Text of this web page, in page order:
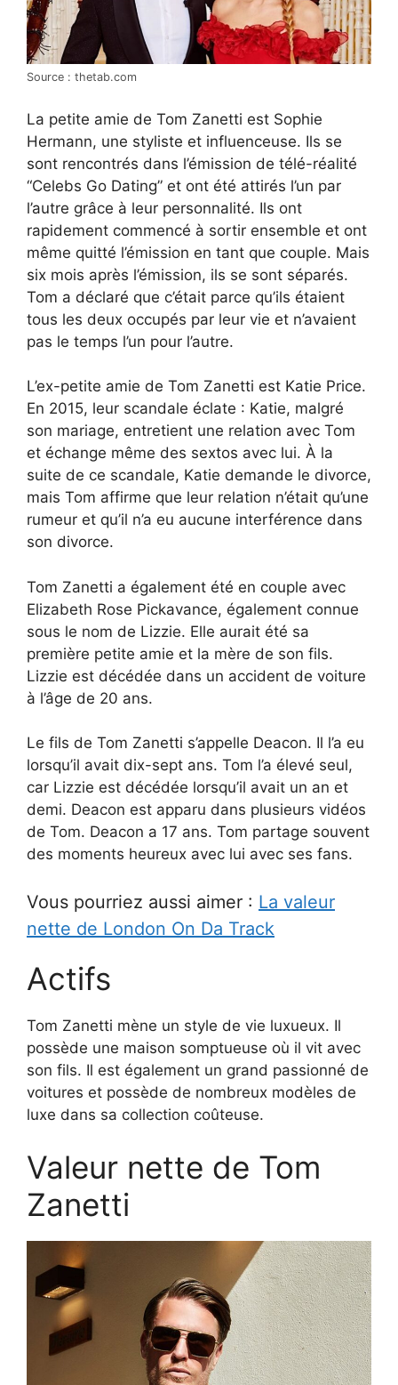
Source : thetab.com
La petite amie de Tom Zanetti est Sophie
Hermann, une styliste et influenceuse. Ils se
sont rencontrés dans l’émission de télé-réalité
“Celebs Go Dating” et ont été attirés l’un par
l’autre grâce à leur personnalité. Ils ont
rapidement commencé à sortir ensemble et ont
même quitté l’émission en tant que couple. Mais
six mois après l’émission, ils se sont séparés.
Tom a déclaré que c’était parce qu’ils étaient
tous les deux occupés par leur vie et n’avaient
pas le temps l’un pour l’autre.
L’ex-petite amie de Tom Zanetti est Katie Price.
En 2015, leur scandale éclate : Katie, malgré
son mariage, entretient une relation avec Tom
et échange même des sextos avec lui. À la
suite de ce scandale, Katie demande le divorce,
mais Tom affirme que leur relation n’était qu’une
rumeur et qu’il n’a eu aucune interférence dans
son divorce.
Tom Zanetti a également été en couple avec
Elizabeth Rose Pickavance, également connue
sous le nom de Lizzie. Elle aurait été sa
première petite amie et la mère de son fils.
Lizzie est décédée dans un accident de voiture
à l’âge de 20 ans.
Le fils de Tom Zanetti s’appelle Deacon. Il l’a eu
lorsqu’il avait dix-sept ans. Tom l’a élevé seul,
car Lizzie est décédée lorsqu’il avait un an et
demi. Deacon est apparu dans plusieurs vidéos
de Tom. Deacon a 17 ans. Tom partage souvent
des moments heureux avec lui avec ses fans.
Vous pourriez aussi aimer : La valeur
nette de London On Da Track
Actifs
Tom Zanetti mène un style de vie luxueux. Il
possède une maison somptueuse où il vit avec
son fils. Il est également un grand passionné de
voitures et possède de nombreux modèles de
luxe dans sa collection coûteuse.
Valeur nette de Tom
Zanetti